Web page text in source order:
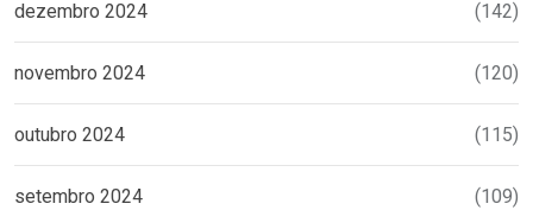
dezembro 2024 (142)
novembro 2024 (120)
outubro 2024 (115)
setembro 2024 (109)